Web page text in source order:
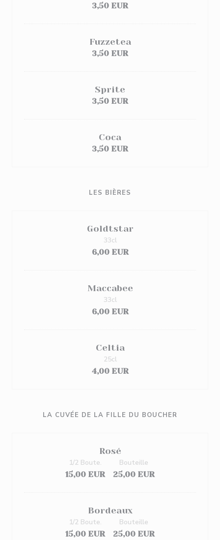
3,50 EUR
Fuzzetea
3,50 EUR
Sprite
3,50 EUR
Coca
3,50 EUR
LES BIÈRES
Goldtstar
6,00 EUR
33cl
Maccabee
6,00 EUR
33cl
Celtia
4,00 EUR
25cl
LA CUVÉE DE LA FILLE DU BOUCHER
Rosé
15,00 EUR
1/2 Boute.
25,00 EUR
Bouteille
Bordeaux
15,00 EUR
1/2 Boute.
25,00 EUR
Bouteille